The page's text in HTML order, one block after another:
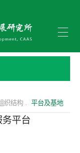
织结构 . 平台及基地
平台